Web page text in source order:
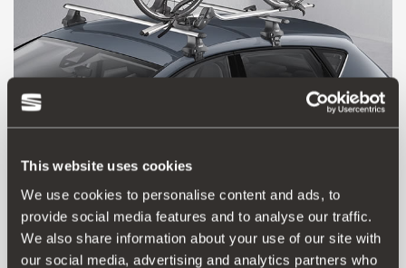
This website uses cookies
We use cookies to personalise content and ads, to
provide social media features and to analyse our traffic.
We also share information about your use of our site with
our social media, advertising and analytics partners who
Велобагажник Thule
20448.00 ₴
Перейти до продукту